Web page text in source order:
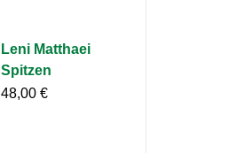
Leni Matthaei
Spitzen
48,00 €